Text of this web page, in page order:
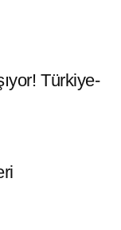
Türkiye-